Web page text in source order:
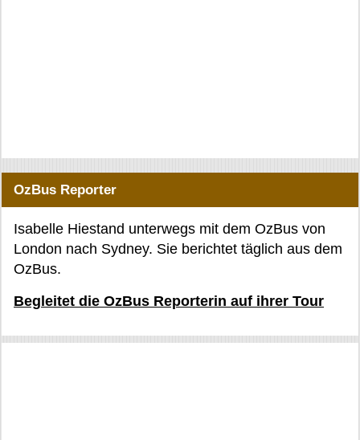
OzBus Reporter
Isabelle Hiestand unterwegs mit dem OzBus von
London nach Sydney. Sie berichtet täglich aus dem
OzBus.
Begleitet die OzBus Reporterin auf ihrer Tour